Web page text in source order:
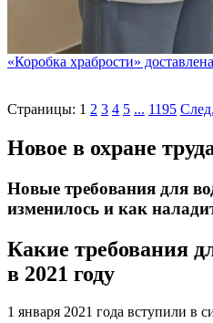
«Коробка храбрости»
Страницы: 1 2 3 4 5 ... 1195 След.
Новое в охране
Новые требования для
изменилось и как
Какие требования
в 2021 году
1 января 2021 года вступили в